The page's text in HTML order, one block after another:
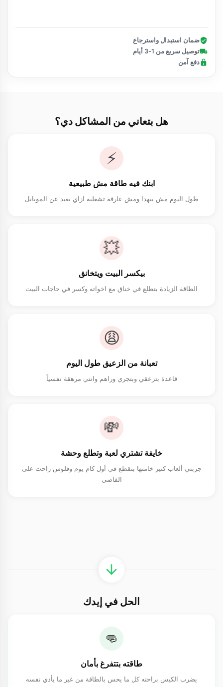
ضمان استبدال واسترجاع
توصيل سريع من 1-3 أيام
دفع آمن
هل بتعاني من المشاكل دي؟
⚡
ابنك فيه طاقة مش طبيعية
طول اليوم مش بيهدا ومش عارفة تشغليه ازاي بعيد عن الموبايل
💥
بيكسر البيت ويتخانق
الطاقة الزيادة بتطلع في خناق مع اخواته وكسر في حاجات البيت
😩
تعبانة من الزعيق طول اليوم
قاعدة بتزعقي وبتجري وراهم وانتي مرهقة نفسياً
💸
خايفة تشتري لعبة وتطلع وحشة
جربتي ألعاب كتير خامتها بتقطع في أول كام يوم وفلوس راحت على
الفاضي
الحل في إيدك
👊
طاقته بتتفرغ بأمان
يضرب الكيس براحته كل ما يحس بالطاقة من غير ما يأذي نفسه